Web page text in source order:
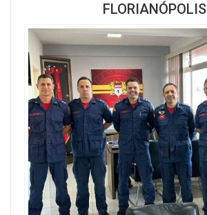
FLORIANÓPOLIS